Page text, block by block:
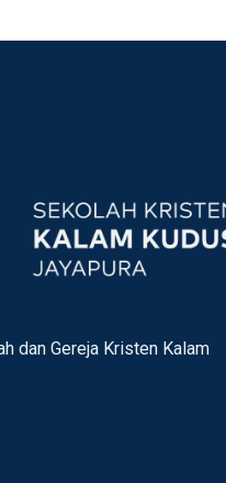
dan Gereja Kristen Kalam